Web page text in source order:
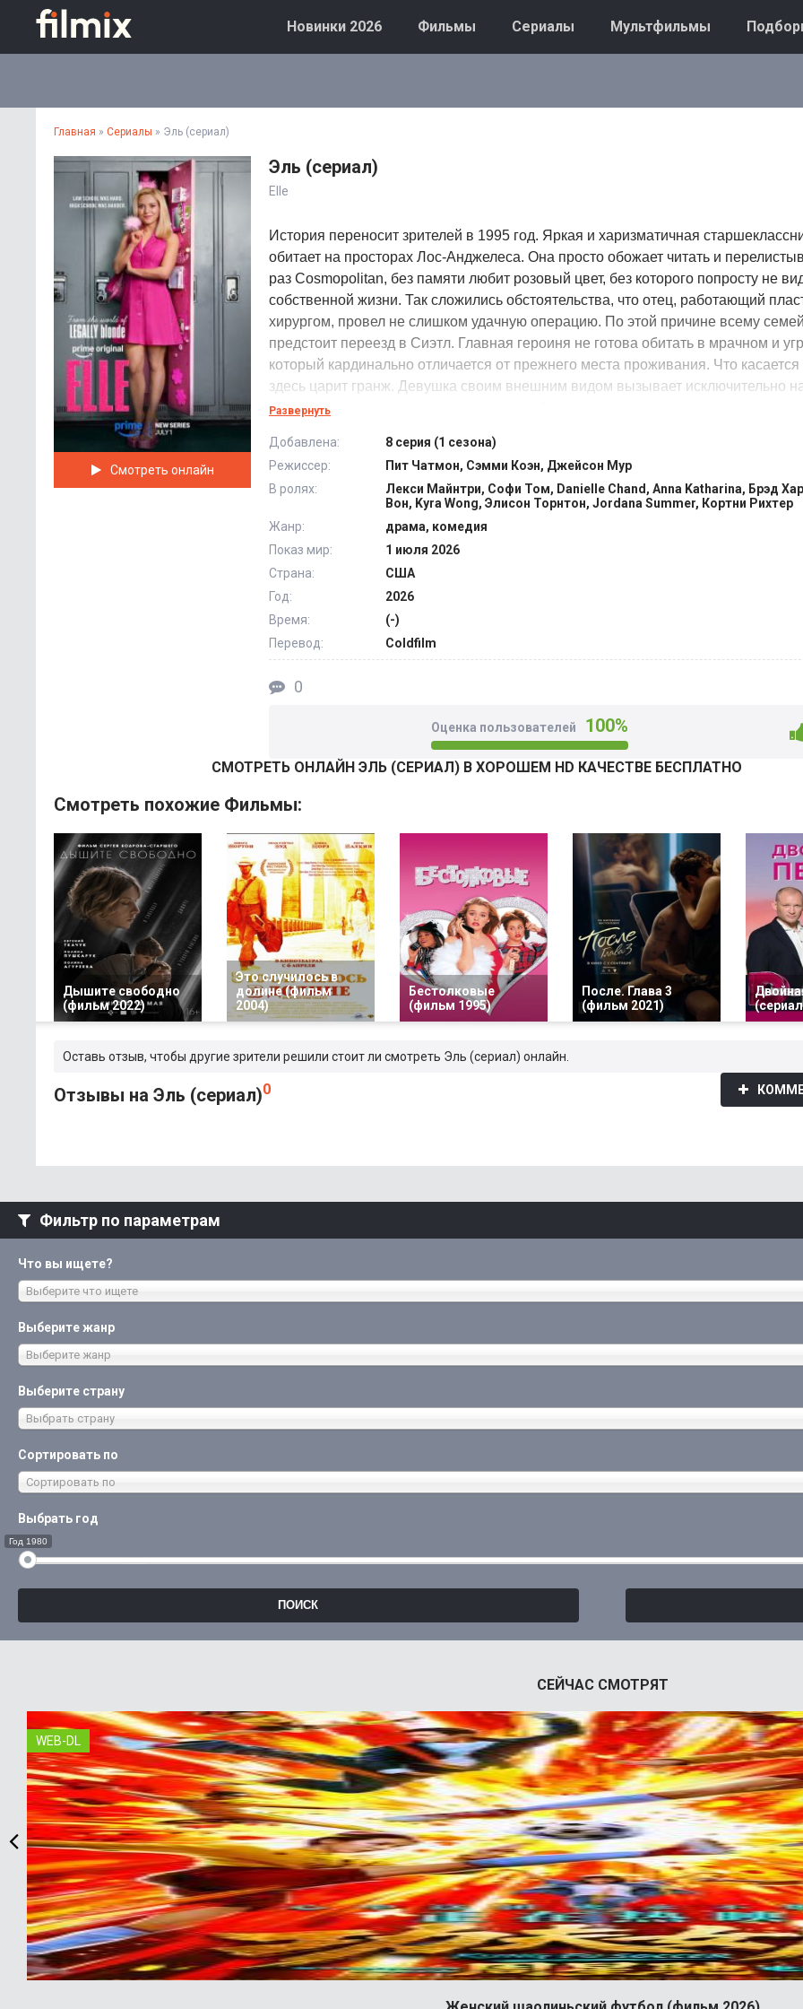
Новинки 2026 Фильмы Сериалы Мультфильмы
Главная » Сериалы » Эль (сериал)
Смотреть онлайн
Эль (сериал)
Elle
История переносит зрителей в 1995 год. Яркая и харизматичная
обитает на просторах Лос-Анджелеса. Она просто обожает читать и
раз Cosmopolitan, без памяти любит розовый цвет, без которого попросту не
собственной жизни. Так сложились обстоятельства, что отец, работающий
хирургом, провел не слишком удачную операцию. По этой причине всему
предстоит переезд в Сиэтл. Главная героиня не готова обитать в мрачном и
который кардинально отличается от прежнего места проживания. Что
здесь царит гранж. Девушка своим внешним видом вызывает исключительно
коллектив ее не воспринимает всерьез. Адаптация происходит довольно
такой сложный период накаляются отношения с мамой, к тому же барышня
любовном треугольнике. @Filmix.fan
Развернуть
Добавлена:
8 серия (1 сезона)
Режиссер:
Пит Чатмон, Сэмми Коэн, Джейсон Мур
В ролях:
Лекси Майнтри, Софи Том, Danielle Chand, Anna Katharina, Брэд
Вон, Kyra Wong, Элисон Торнтон, Jordana Summer, Кортни Рихтер
Жанр:
драма, комедия
Показ мир:
1 июля 2026
Страна:
США
Год:
2026
Время:
(-)
Перевод:
Coldfilm
0
Оценка пользователей 100%
СМОТРEТЬ ОНЛАЙН ЭЛЬ (СЕРИАЛ) В ХОРОШЕМ HD КАЧЕСТВЕ БЕСПЛАТНО
Смотреть похожие Фильмы:
Дышите свободно
(фильм 2022)
Это случилось в
долине (фильм
2004)
Бестолковые
(фильм 1995)
После. Глава 3
(фильм 2021)
Оставь отзыв, чтобы другие зрители решили стоит ли смотреть Эль (сериал) онлайн.
Отзывы на Эль (сериал)0
Фильтр по параметрам
Что вы ищете?
Выберите что ищете
Выберите жанр
Выберите жанр
Выберите страну
Выбрать страну
Сортировать по
Сортировать по
Выбрать год
Год 1980
СЕЙЧАС СМОТРЯТ
WEB-DL